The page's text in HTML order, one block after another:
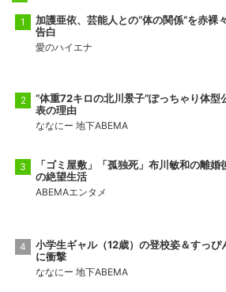
加護亜依、芸能人との“体の関係”を赤裸々
告白
愛のハイエナ
“体重72キロの北川景子”ぽっちゃり体型
表の理由
ななにー 地下ABEMA
「ゴミ屋敷」「孤独死」布川敏和の離婚
の絶望生活
ABEMAエンタメ
小学生ギャル（12歳）の登校姿＆すっぴ
に衝撃
ななにー 地下ABEMA